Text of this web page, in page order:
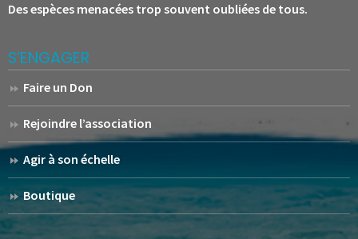
Des espèces menacées trop souvent oubliées de tous.
S’ENGAGER
Faire un Don
Rejoindre l’association
Agir à son échelle
Boutique